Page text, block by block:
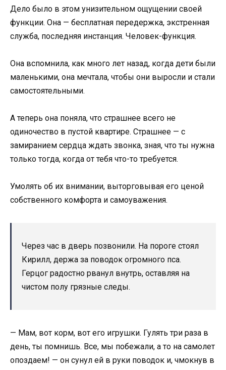
Дело было в этом унизительном ощущении своей
функции. Она — бесплатная передержка, экстренная
служба, последняя инстанция. Человек-функция.
Она вспомнила, как много лет назад, когда дети были
маленькими, она мечтала, чтобы они выросли и стали
самостоятельными.
А теперь она поняла, что страшнее всего не
одиночество в пустой квартире. Страшнее — с
замиранием сердца ждать звонка, зная, что ты нужна
только тогда, когда от тебя что-то требуется.
Умолять об их внимании, выторговывая его ценой
собственного комфорта и самоуважения.
Через час в дверь позвонили. На пороге стоял
Кирилл, держа за поводок огромного пса.
Герцог радостно рванул внутрь, оставляя на
чистом полу грязные следы.
— Мам, вот корм, вот его игрушки. Гулять три раза в
день, ты помнишь. Все, мы побежали, а то на самолет
опоздаем! — он сунул ей в руки поводок и, чмокнув в